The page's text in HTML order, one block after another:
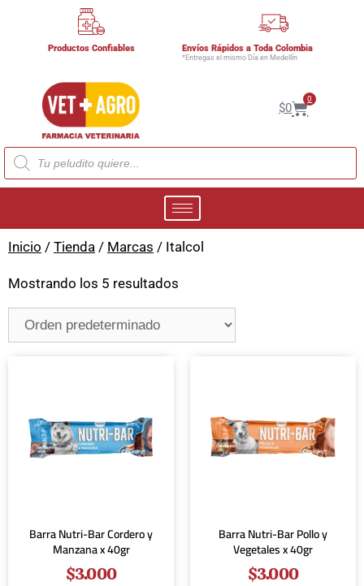
Productos Confiables Envíos Rápidos a Toda Colombia
*Entregas el mismo Día en Medellín
$0
0
Inicio / Tienda / Marcas / Italcol
Mostrando los 5 resultados
Barra Nutri-Bar Cordero y
Manzana x 40gr
$3.000
Barra Nutri-Bar Pollo y
Vegetales x 40gr
$3.000